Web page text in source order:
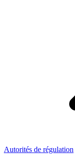
Autorités de régulation